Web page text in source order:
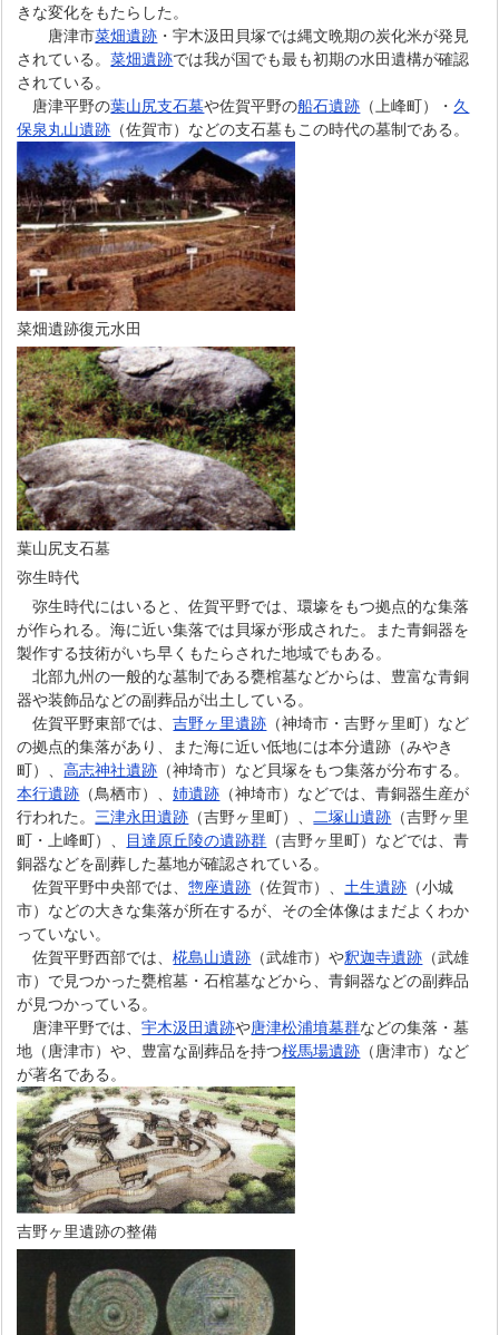
きな変化をもたらした。
唐津市菜畑遺跡 ・宇木汲田貝塚では縄文晩期の炭化米が発見
されている。菜畑遺跡では我が国でも最も初期の水田遺構が確認
されている。
唐津平野の葉山尻支石墓や佐賀平野の船石遺跡 （上峰町）・ 久
保泉丸山遺跡 （佐賀市）などの支石墓もこの時代の墓制である。
菜畑遺跡復元水田
葉山尻支石墓
弥生時代
弥生時代にはいると、佐賀平野では、環壕をもつ拠点的な集落
が作られる。海に近い集落では貝塚が形成された。また青銅器を
製作する技術がいち早くもたらされた地域でもある。
北部九州の一般的な墓制である甕棺墓などからは、豊富な青銅
器や装飾品などの副葬品が出土している。
佐賀平野東部では、吉野ヶ里遺跡 （神埼市・吉野ヶ里町）など
の拠点的集落があり、また海に近い低地には本分遺跡（みやき
町）、高志神社遺跡 （神埼市）など貝塚をもつ集落が分布する。
本行遺跡 （鳥栖市）、姉遺跡 （神埼市）などでは、青銅器生産が
行われた。 三津永田遺跡 （吉野ヶ里町）、 二塚山遺跡 （吉野ヶ里
町・上峰町）、 目達原丘陵の遺跡群 （吉野ヶ里町）などでは、青
銅器などを副葬した墓地が確認されている。
佐賀平野中央部では、惣座遺跡 （佐賀市）、 土生遺跡 （小城
市）などの大きな集落が所在するが、その全体像はまだよくわか
っていない。
佐賀平野西部では、椛島山遺跡 （武雄市）や釈迦寺遺跡 （武雄
市）で見つかった甕棺墓・石棺墓などから、青銅器などの副葬品
が見つかっている。
唐津平野では、宇木汲田遺跡や唐津松浦墳墓群などの集落・墓
地（唐津市）や、豊富な副葬品を持つ桜馬場遺跡 （唐津市）など
が著名である。
吉野ヶ里遺跡の整備